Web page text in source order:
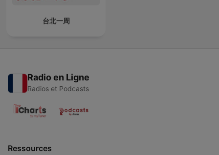
台北一周
Radio en Ligne
Radios et Podcasts
Ressources